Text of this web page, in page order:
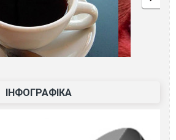
ІНФОГРАФІКА